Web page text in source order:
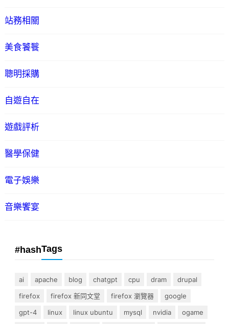
站務相關
美食饕餮
聰明採購
自遊自在
遊戲評析
醫學保健
電子娛樂
音樂饗宴
#hashTags
ai apache blog chatgpt cpu dram
drupal
firefox
firefox 新同文堂 firefox 瀏覽器
google
gpt-4
linux linux ubuntu mysql nvidia
ogame